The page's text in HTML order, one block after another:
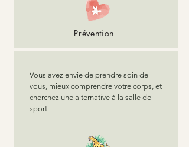
Prévention
Vous avez envie de prendre soin de
vous, mieux comprendre votre corps, et
cherchez une alternative à la salle de
sport